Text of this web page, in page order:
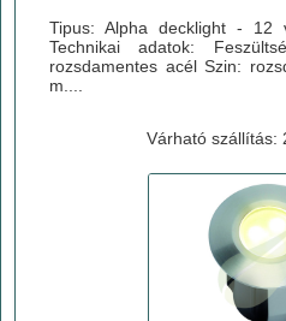
Tipus: Alpha decklight - 12
Technikai adatok:
rozsdamentes acél Szin:
m....
Várható szállítás: